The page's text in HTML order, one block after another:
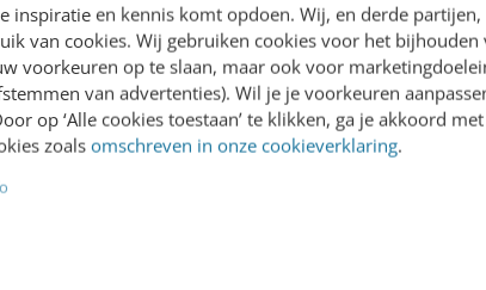
inspiratie en kennis komt opdoen. Wij, en derde
van cookies. Wij gebruiken cookies voor het bijhouden
voorkeuren op te slaan, maar ook voor
van advertenties). Wil je je voorkeuren
op ‘Alle cookies toestaan’ te klikken, ga je akkoord
zoals omschreven in onze cookieverklaring.
we ons
MARKETING
Hoe bereik je Gen Z, de